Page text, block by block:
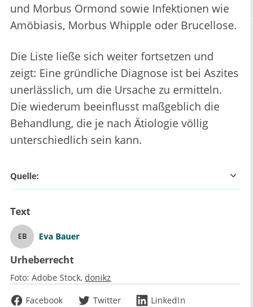
und Morbus Ormond sowie Infektionen wie
Amöbiasis, Morbus Whipple oder Brucellose.
Die Liste ließe sich weiter fortsetzen und
zeigt: Eine gründliche Diagnose ist bei Aszites
unerlässlich, um die Ursache zu ermitteln.
Die wiederum beeinflusst maßgeblich die
Behandlung, die je nach Ätiologie völlig
unterschiedlich sein kann.
Quelle:
Text
EB Eva Bauer
Urheberrecht
Foto: Adobe Stock donikz
Facebook
Twitter LinkedIn